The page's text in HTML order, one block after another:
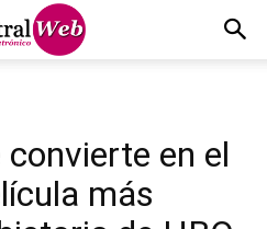
convierte en el
más